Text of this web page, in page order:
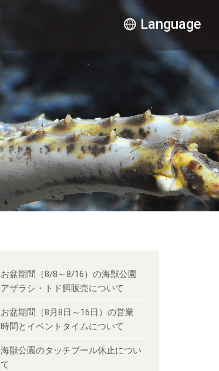
Language
お盆期間（8/8～8/16）の海獣公園
アザラシ・トド餌販売について
お盆期間（8月8日～16日）の営業
時間とイベントタイムについて
海獣公園のタッチプール休止につい
て